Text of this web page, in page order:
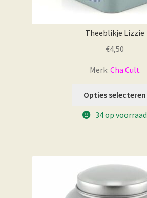
Theeblikje Lizzie
€4,50
Merk: Cha Cult
Opties selecteren
34 op voorraad